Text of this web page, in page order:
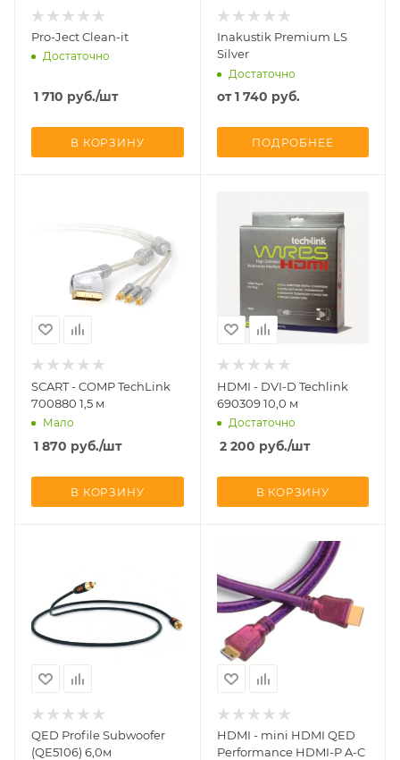
Pro-Ject Clean-it
Достаточно
1 710 руб./шт
В КОРЗИНУ
Inakustik Premium LS
Silver
Достаточно
от1 740 руб.
ПОДРОБНЕЕ
SCART - COMP TechLink
700880 1,5 м
Мало
1 870 руб./шт
В КОРЗИНУ
HDMI - DVI-D Techlink
690309 10,0 м
Достаточно
2 200 руб./шт
В КОРЗИНУ
QED Profile Subwoofer
(QE5106) 6,0м
HDMI - mini HDMI QED
Performance HDMI-P A-C